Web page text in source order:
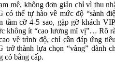
mê, không đơn giản chỉ vì thu
có thể tự hào về mức độ “sành
tầm cỡ 4-5 sao, gặp gỡ khách
không ít “cao lương mĩ vị”… Rõ
về trình độ, chỉ cần đáp ứng
trở thành lựa chọn “vàng” dành
có bằng cấp.